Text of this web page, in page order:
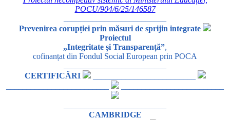
POCU/904/6/25/146587
Prevenirea corupției prin măsuri de sprijin integrate
Proiectul
„Integritate și Transparență”,
cofinanțat din Fondul Social European prin POCA
CERTIFICĂRI
_________________________
CAMBRIDGE